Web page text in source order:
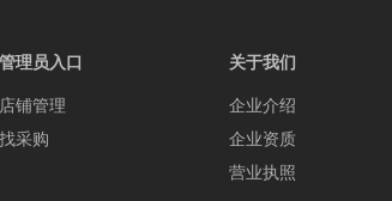
管理员入口
店铺管理
找采购
关于我们
企业介绍
企业资质
营业执照